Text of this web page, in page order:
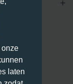
onze
laten